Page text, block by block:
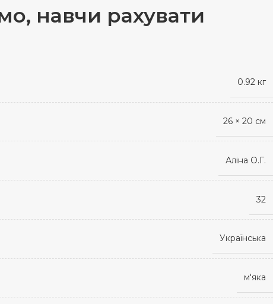
навчи рахувати
0.92 кг
26 × 20 см
Аліна О.Г.
32
Українська
м'яка